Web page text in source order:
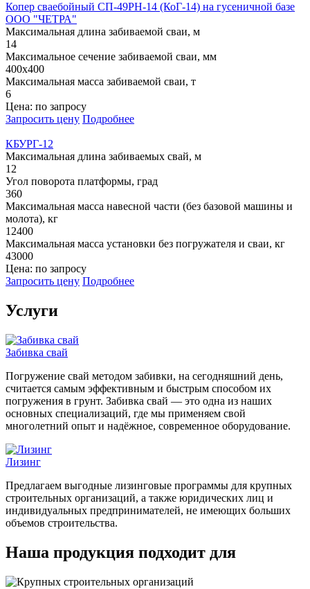
Копер сваебойный СП-49РН-14 (КоГ-14) на гусеничной базе
ООО "ЧЕТРА"
Максимальная длина забиваемой сваи, м
14
Максимальное сечение забиваемой сваи, мм
400х400
Максимальная масса забиваемой сваи, т
6
Цена: по запросу
Запросить цену Подробнее
КБУРГ-12
Максимальная длина забиваемых свай, м
12
Угол поворота платформы, град
360
Максимальная масса навесной части (без базовой машины и
молота), кг
12400
Максимальная масса установки без погружателя и сваи, кг
43000
Цена: по запросу
Запросить цену Подробнее
Услуги
Забивка свай
Погружение свай методом забивки, на сегодняшний день,
считается самым эффективным и быстрым способом их
погружения в грунт. Забивка свай — это одна из наших
основных специализаций, где мы применяем свой
многолетний опыт и надёжное, современное оборудование.
Лизинг
Предлагаем выгодные лизинговые программы для крупных
строительных организаций, а также юридических лиц и
индивидуальных предпринимателей, не имеющих больших
объемов строительства.
Наша продукция подходит для